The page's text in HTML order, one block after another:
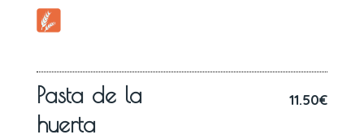
Pasta de la
huerta
11.50€